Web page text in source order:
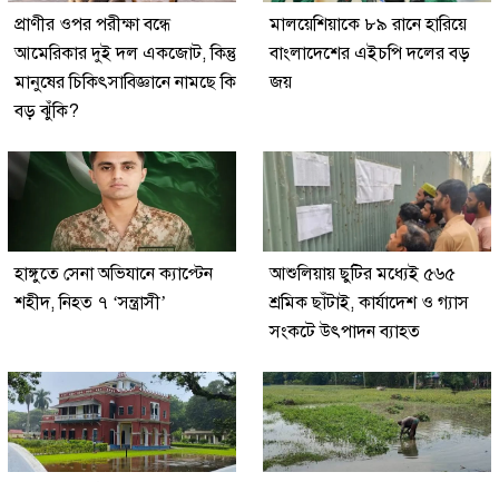
প্রাণীর ওপর পরীক্ষা বন্ধে
আমেরিকার দুই দল একজোট, কিন্তু
মানুষের চিকিৎসাবিজ্ঞানে নামছে কি
বড় ঝুঁকি?
মালয়েশিয়াকে ৮৯ রানে হারিয়ে
বাংলাদেশের এইচপি দলের বড়
জয়
হাঙ্গুতে সেনা অভিযানে ক্যাপ্টেন
শহীদ, নিহত ৭ ‘সন্ত্রাসী’
আশুলিয়ায় ছুটির মধ্যেই ৫৬৫
শ্রমিক ছাঁটাই, কার্যাদেশ ও গ্যাস
সংকটে উৎপাদন ব্যাহত